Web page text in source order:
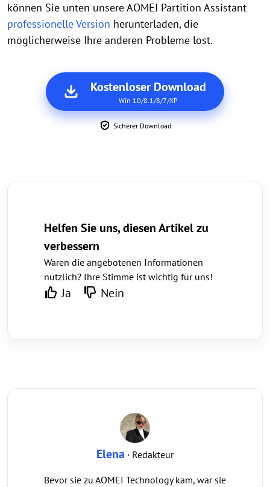
können Sie unten unsere AOMEI Partition Assistant
professionelle Version herunterladen, die
möglicherweise Ihre anderen Probleme löst.
Kostenloser Download
Win 10/8.1/8/7/XP
Sicherer Download
Helfen Sie uns, diesen Artikel zu
verbessern
Waren die angebotenen Informationen
nützlich? Ihre Stimme ist wichtig für uns!
Ja Nein
Elena · Redakteur
Bevor sie zu AOMEI Technology kam, war sie